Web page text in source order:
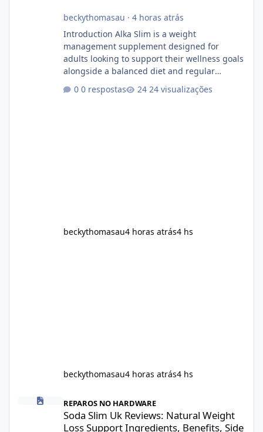
beckythomasau · 4 horas atrás
Introduction Alka Slim is a weight
management supplement designed for
adults looking to support their wellness goals
alongside a balanced diet and regular
physical activity. The product is marketed as a
convenient daily formula that may help
0 respostas 24 visualizações
beckythomasau4 horas atrás4 hs
beckythomasau4 horas atrás4 hs
Soda Slim Uk Reviews: Natural Weight Loss Support
REPAROS NO HARDWARE
Soda Slim Uk Reviews: Natural Weight
Loss Support Ingredients, Benefits, Side